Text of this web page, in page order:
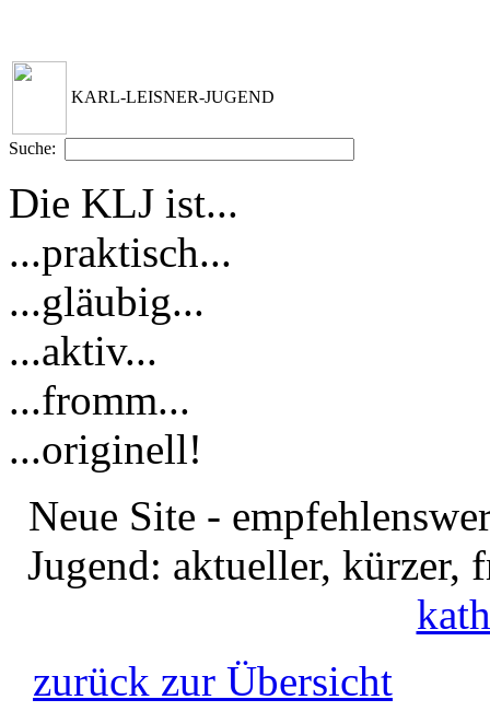
KARL-LEISNER-JUGEND
Suche:
Die KLJ ist...
...praktisch...
...gläubig...
...aktiv...
...fromm...
...originell!
Neue Site -
Jugend: aktueller, kürzer,
zurück zur Übersicht